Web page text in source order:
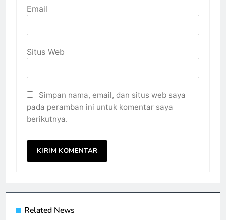
Email
Situs Web
Simpan nama, email, dan situs web saya
pada peramban ini untuk komentar saya
berikutnya.
Related News